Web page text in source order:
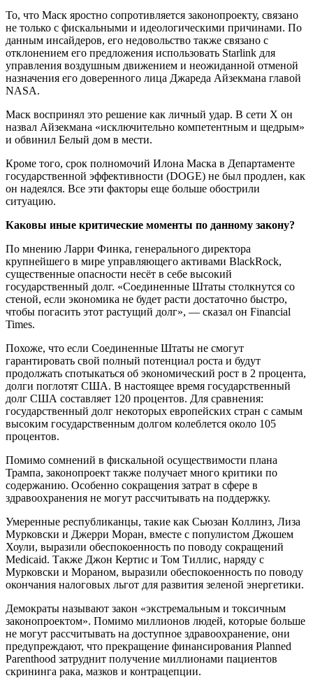
То, что Маск яростно сопротивляется законопроекту, связано
не только с фискальными и идеологическими причинами. По
данным инсайдеров, его недовольство также связано с
отклонением его предложения использовать Starlink для
управления воздушным движением и неожиданной отменой
назначения его доверенного лица Джареда Айзекмана главой
NASA.
Маск воспринял это решение как личный удар. В сети X он
назвал Айзекмана «исключительно компетентным и щедрым»
и обвинил Белый дом в мести.
Кроме того, срок полномочий Илона Маска в Департаменте
государственной эффективности (DOGE) не был продлен, как
он надеялся. Все эти факторы еще больше обострили
ситуацию.
Каковы иные критические моменты по данному закону?
По мнению Ларри Финка, генерального директора
крупнейшего в мире управляющего активами BlackRock,
существенные опасности несёт в себе высокий
государственный долг. «Соединенные Штаты столкнутся со
стеной, если экономика не будет расти достаточно быстро,
чтобы погасить этот растущий долг», — сказал он Financial
Times.
Похоже, что если Соединенные Штаты не смогут
гарантировать свой полный потенциал роста и будут
продолжать спотыкаться об экономический рост в 2 процента,
долги поглотят США. В настоящее время государственный
долг США составляет 120 процентов. Для сравнения:
государственный долг некоторых европейских стран с самым
высоким государственным долгом колеблется около 105
процентов.
Помимо сомнений в фискальной осуществимости плана
Трампа, законопроект также получает много критики по
содержанию. Особенно сокращения затрат в сфере в
здравоохранения не могут рассчитывать на поддержку.
Умеренные республиканцы, такие как Сьюзан Коллинз, Лиза
Мурковски и Джерри Моран, вместе с популистом Джошем
Хоули, выразили обеспокоенность по поводу сокращений
Medicaid. Также Джон Кертис и Том Тиллис, наряду с
Мурковски и Мораном, выразили обеспокоенность по поводу
окончания налоговых льгот для развития зеленой энергетики.
Демократы называют закон «экстремальным и токсичным
законопроектом». Помимо миллионов людей, которые больше
не могут рассчитывать на доступное здравоохранение, они
предупреждают, что прекращение финансирования Planned
Parenthood затруднит получение миллионами пациентов
скрининга рака, мазков и контрацепции.